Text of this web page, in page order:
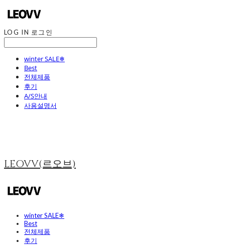
LOG IN 로그인
winter SALE❄
Best
전체제품
후기
A/S안내
사용설명서
LEOVV(르오브)
winter SALE❄
Best
전체제품
후기